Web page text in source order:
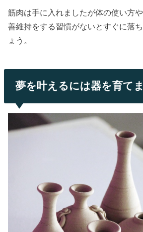
筋肉は手に入れましたが体の使い方
善維持をする習慣がないとすぐに落
ょう。
夢を叶えるには器を育て